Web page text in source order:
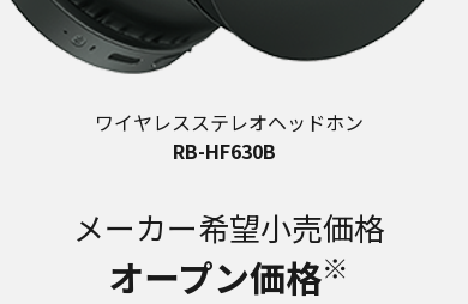
ワイヤレスステレオヘッドホン
RB-HF630B
メーカー希望小売価格
オープン価格※